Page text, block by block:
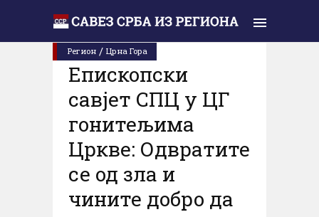
Регион / Црна Гора
Епископски
савјет СПЦ у ЦГ
гонитељима
Цркве: Одвратите
се од зла и
чините добро да